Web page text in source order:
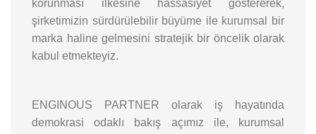
korunması ilkesine hassasiyet göstererek,
şirketimizin sürdürülebilir büyüme ile kurumsal bir
marka haline gelmesini stratejik bir öncelik olarak
kabul etmekteyiz.
ENGINOUS PARTNER olarak iş hayatında
demokrasi odaklı bakış açımız ile, kurumsal